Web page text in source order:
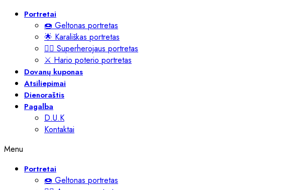
Portretai
🍩 Geltonas portretas
🌟 Karališkas portretas
🦸‍♂️ Superherojaus portretas
⚔️ Hario poterio portretas
Dovanų kuponas
Atsiliepimai
Dienoraštis
Pagalba
D.U.K
Kontaktai
Menu
Portretai
🍩 Geltonas portretas